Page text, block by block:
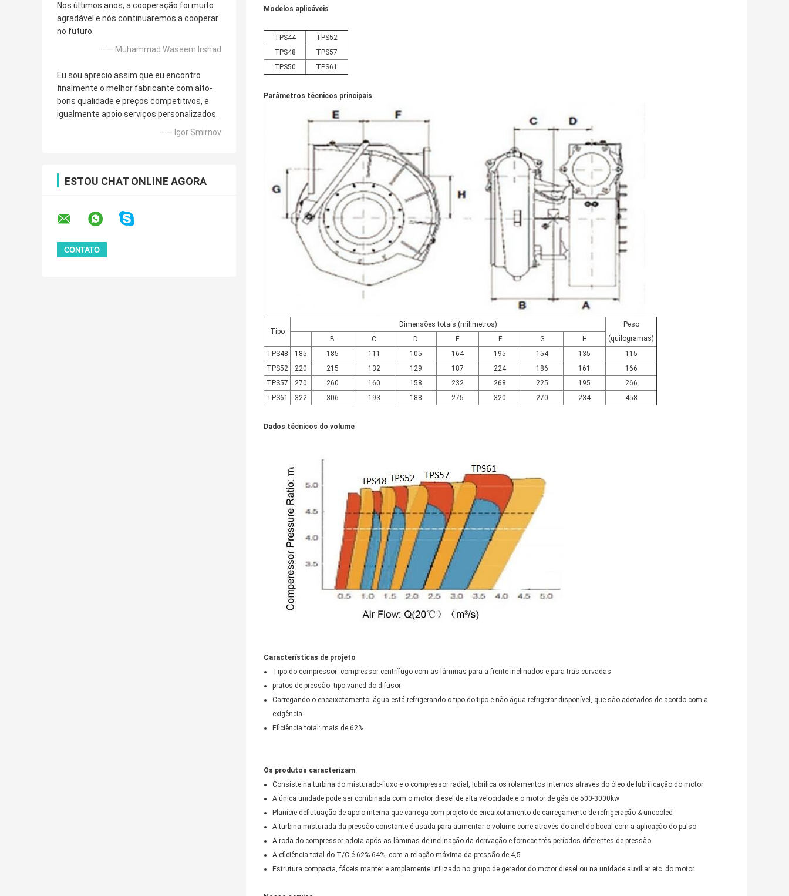
Nos últimos anos, a cooperação foi muito
agradável e nós continuaremos a cooperar
no futuro.
—— Muhammad Waseem Irshad
Eu sou aprecio assim que eu encontro
finalmente o melhor fabricante com alto-
bons qualidade e preços competitivos, e
igualmente apoio serviços personalizados.
—— Igor Smirnov
ESTOU CHAT ONLINE AGORA
Modelos aplicáveis
TPS44
TPS52
TPS48
TPS57
TPS50
TPS61
Parâmetros técnicos principais
Tipo
Dimensões totais (milímetros)
Peso
(quilogramas)
B C D E F G
H
TPS48
185 185 111 105 164 195 154 135
115
TPS52
220 215 132 129 187 224 186 161
166
TPS57
270 260 160 158 232 268 225 195
266
TPS61
322 306 193 188 275 320 270 234 458
Dados técnicos do volume
Características de projeto
Tipo do compressor: compressor centrífugo com as lâminas para a frente inclinados e para trás curvadas
pratos de pressão: tipo vaned do difusor
Carregando o encaixotamento: água-está refrigerando o tipo do tipo e não-água-refrigerar disponível, que são adotados de acordo com a
exigência
Eficiência total: mais de 62%
Os produtos caracterizam
Consiste na turbina do misturado-fluxo e o compressor radial, lubrifica os rolamentos internos através do óleo de lubrificação do motor
A única unidade pode ser combinada com o motor diesel de alta velocidade e o motor de gás de 500-3000kw
Planície deflutuação de apoio interna que carrega com projeto de encaixotamento de carregamento de refrigeração & uncooled
A turbina misturada da pressão constante é usada para aumentar o volume corre através do anel do bocal com a aplicação do pulso
A roda do compressor adota após as lâminas de inclinação da derivação e fornece três períodos diferentes de pressão
A eficiência total do T/C é 62%-64%, com a relação máxima da pressão de 4,5
Estrutura compacta, fáceis manter e amplamente utilizado no grupo de gerador do motor diesel ou na unidade auxiliar etc. do motor.